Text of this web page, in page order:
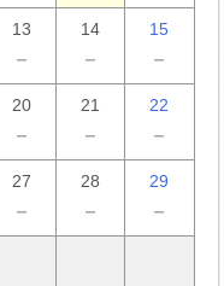
13
－
14
－
15
－
20
－
21
－
22
－
27
－
28
－
29
－